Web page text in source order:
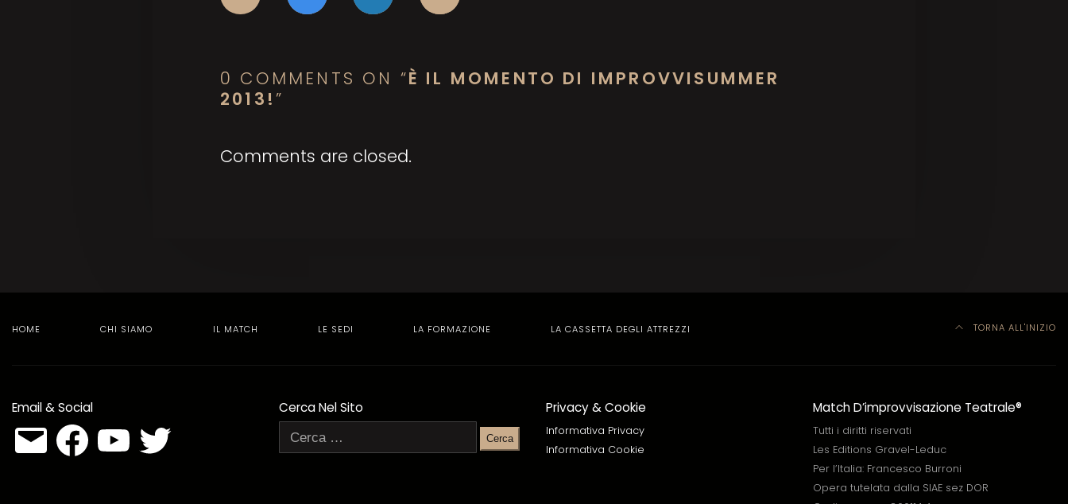
0 COMMENTS ON “È IL MOMENTO DI IMPROVVISUMMER
2013!”
Comments are closed.
HOME CHI SIAMO IL MATCH LE SEDI LA FORMAZIONE LA CASSETTA DEGLI ATTREZZI TORNA ALL'INIZIO
Email & Social
Email Facebook Twitter
Cerca Nel Sito
Ricerca
Privacy & Cookie
Informativa Privacy
Informativa Cookie
Match D’improvvisazione Teatrale®
Tutti i diritti riservati
Les Editions Gravel-Leduc
Per l’Italia: Francesco Burroni
Opera tutelata dalla SIAE sez DOR